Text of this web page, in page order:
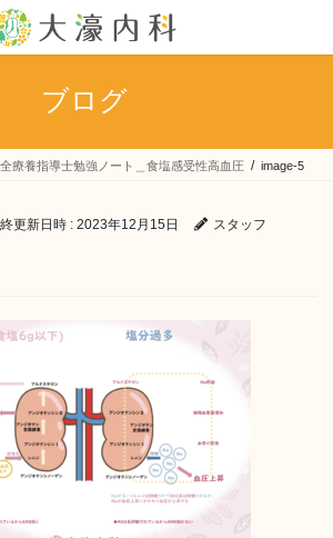
ブログ
療養指導士勉強ノート＿食塩感受性高血圧 image-5
更新日時 : 2023年12月15日 スタッフ